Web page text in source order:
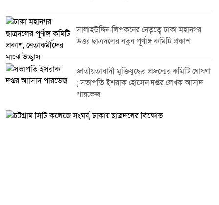
সহযোগিতা কামনা করছেন। দুর্গাপুর পৌরসভা নির্বাচন ঘিরে বিভিন্ন রাজনৈতিক দলের
মনোনয়নপ্রত্যাশীরা মাঠপর্যায়ে সাংগঠনিক কার্যক্রম ও সামাজিক কর্মকাণ্ডে সক্রিয় হয়ে
উঠেছেন। স্থানীয় রাজনৈতিক পর্যবেক্ষকদের মতে, এই নির্বাচন শুধু পৌর প্রশাসনের
নেতৃত্ব নির্ধারণের বিষয় নয়; বরং তৃণমূল পর্যায়ে দলগুলোর সাংগঠনিক শক্তি, জনপ্রিয়তা
ও জনসমর্থনেরও একটি গুরুত্বপূর্ণ পরীক্ষা। রাজনৈতিক বিশ্লেষকরা বলছেন, দুর্গাপুর
পৌরসভায় এখন উন্নয়ন, সুশাসন, জবাবদিহিতা, নাগরিক সেবা, কর্মসংস্থান, স্বাস্থ্যসেবা,
শিক্ষা, সড়ক যোগাযোগ ও পরিচ্ছন্ন নগর ব্যবস্থাপনা গুরুত্বপূর্ণ নির্বাচনী ইস্যু হয়ে
উঠেছে। সম্ভাব্য প্রার্থীদের মূল্যায়নেও এসব বিষয়কে গুরুত্ব দেবেন ভোটাররা। স্থানীয়
রাজনৈতিক অঙ্গনে বিএনপির দুর্গাপুর উপজেলা শাখার সাংগঠনিক সম্পাদক আলহাজ্ব
দলীয় রাজনীতির সঙ্গে সম্পৃক্ত এবং তৃণমূল পর্যায়ে সাংগঠনিক কার্যক্রমে সক্রিয় ভূমিকা
সালাহউদ্দিন-লিপকনের নেতৃত্বে ঢাকা মহানগর
উত্তর ছাত্রদলের নতুন পূর্ণাঙ্গ কমিটি প্রকাশ
জাতীয়তাবাদী মুক্তিযুদ্ধের প্রজন্মের কমিটি ঘোষণা
; সভাপতি ইশরাক হোসেন দপ্তর লেখক আসাদ
পারভেজ